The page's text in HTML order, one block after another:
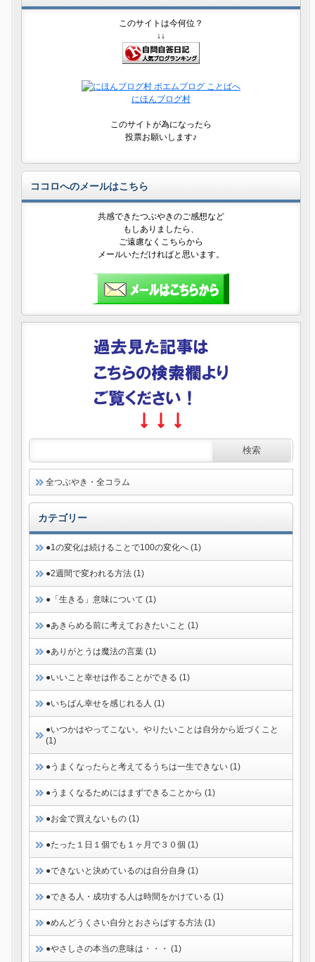
このサイトは今何位？
↓↓
にほんブログ村
このサイトが為になったら
投票お願いします♪
ココロへのメールはこちら
共感できたつぶやきのご感想など
もしありましたら、
ご遠慮なくこちらから
メールいただければと思います。
全つぶやき・全コラム
カテゴリー
●1の変化は続けることで100の変化へ (1)
●2週間で変われる方法 (1)
●「生きる」意味について (1)
●あきらめる前に考えておきたいこと (1)
●ありがとうは魔法の言葉 (1)
●いいこと幸せは作ることができる (1)
●いちばん幸せを感じれる人 (1)
●いつかはやってこない。やりたいことは自分から近づくこと
(1)
●うまくなったらと考えてるうちは一生できない (1)
●うまくなるためにはまずできることから (1)
●お金で買えないもの (1)
●たった１日１個でも１ヶ月で３０個 (1)
●できないと決めているのは自分自身 (1)
●できる人・成功する人は時間をかけている (1)
●めんどうくさい自分とおさらばする方法 (1)
●やさしさの本当の意味は・・・ (1)